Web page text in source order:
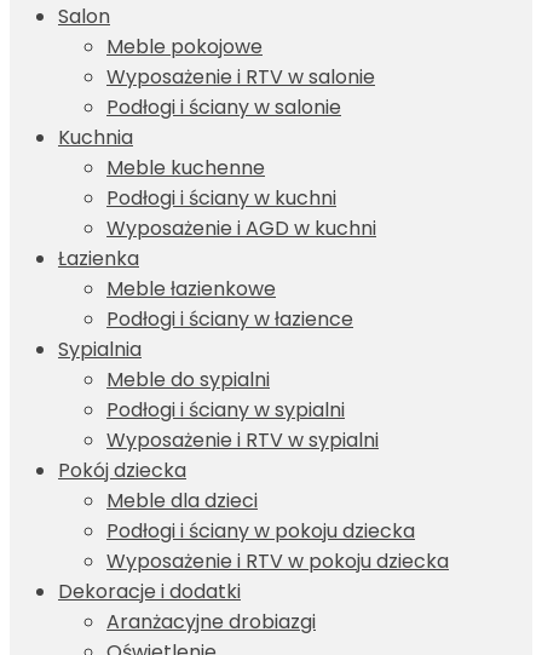
Salon
Meble pokojowe
Wyposażenie i RTV w salonie
Podłogi i ściany w salonie
Kuchnia
Meble kuchenne
Podłogi i ściany w kuchni
Wyposażenie i AGD w kuchni
Łazienka
Meble łazienkowe
Podłogi i ściany w łazience
Sypialnia
Meble do sypialni
Podłogi i ściany w sypialni
Wyposażenie i RTV w sypialni
Pokój dziecka
Meble dla dzieci
Podłogi i ściany w pokoju dziecka
Wyposażenie i RTV w pokoju dziecka
Dekoracje i dodatki
Aranżacyjne drobiazgi